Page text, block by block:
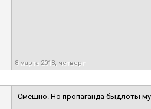
8 марта 2018, четверг
Смешно. Но пропаганда быдлоты